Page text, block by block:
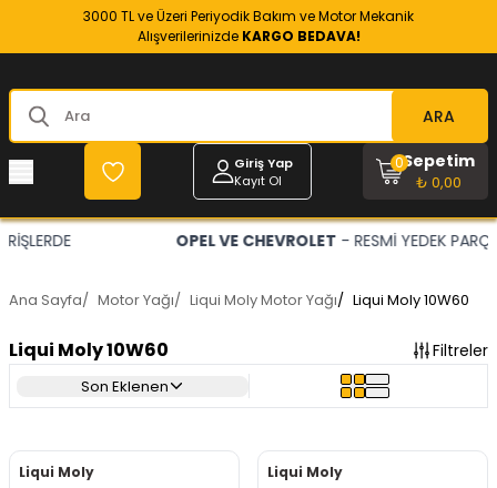
3000 TL ve Üzeri Periyodik Bakım ve Motor Mekanik
Alışverilerinizde KARGO BEDAVA!
ARA
Giriş Yap
Kayıt Ol
Sepetim
₺ 0,00
0
OPEL VE CHEVROLET - RESMİ YEDEK PARÇACINIZ
Ana Sayfa/ Motor Yağı/ Liqui Moly Motor Yağı/ Liqui Moly 10W60
Liqui Moly 10W60 Filtreler
Son Eklenen
Liqui Moly
Liqui Moly